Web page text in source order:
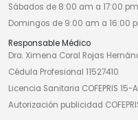
Sábados de 8:00 am a 17:00 pm
Domingos de 9:00 am a 16:00
Responsable Médico
Dra. Ximena Coral Rojas
Cédula Profesional 11527410
Licencia Sanitaria COFEPRIS
Autorización publicidad